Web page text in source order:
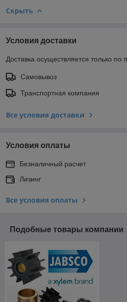
Скрыть
Условия доставки
Доставка осуществляется только по
Самовывоз
Транспортная компания
Все условия доставки
Условия оплаты
Безналичный расчет
Лизинг
Все условия оплаты
Подобные товары компании